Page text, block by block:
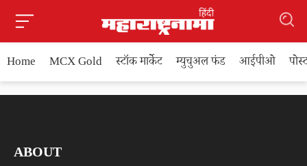
Home MCX Gold स्टॉक मार्केट म्युचुअल फंड आईपीओ
ABOUT